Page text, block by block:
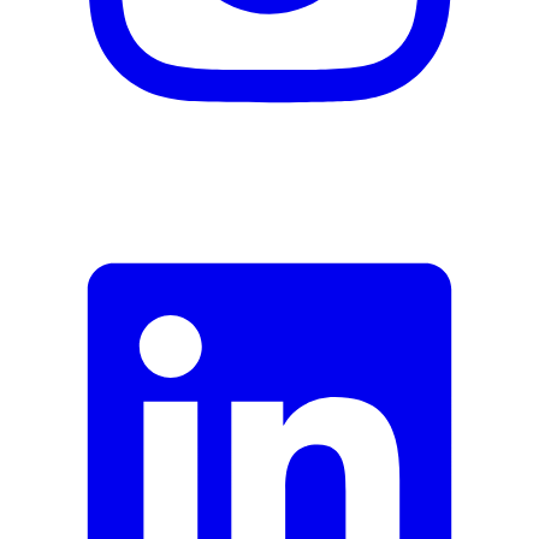
Garantieinformationen
Fehler melden
Formular schliessen
Senden